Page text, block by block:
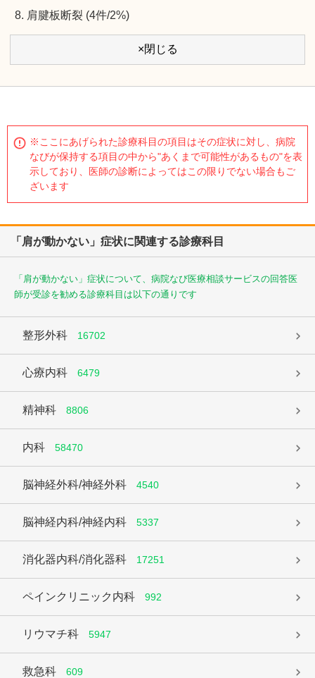
肩腱板断裂 (4件/2%)
×閉じる
※ここにあげられた診療科目の項目はその症状に対し、病院
なびが保持する項目の中から"あくまで可能性があるもの"を表
示しており、医師の診断によってはこの限りでない場合もご
ざいます
「肩が動かない」症状に関連する診療科目
「肩が動かない」症状について、病院なび医療相談サービスの回答医
師が受診を勧める診療科目は以下の通りです
整形外科 16702
心療内科 6479
精神科 8806
内科 58470
脳神経外科/神経外科 4540
脳神経内科/神経内科 5337
消化器内科/消化器科 17251
ペインクリニック内科 992
リウマチ科 5947
救急科 609